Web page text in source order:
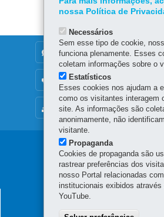
er
MAPA DO SITE
DENUNCIE CORRUPÇÃO
OUVIDORIA
Navegação
principal
HOSPITAL REGIONAL DO
Rodovia Contorno Leste, 200 -
nossa Política de
Necessários
Sem esse tipo de cookie,
funciona plenamente. Esses
coletam informações sobre o
Estatísticos
Esses cookies nos ajudam a
como os visitantes interagem
site. As informações são
anonimamente, não
visitante.
Propaganda
Cookies de propaganda são
rastrear preferências dos
nosso Portal relacionadas
institucionais exibidos através
YouTube.